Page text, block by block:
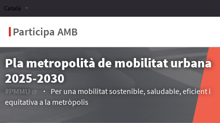
Participa AMB
Català
Pla metropolità de mobilitat urbana
2025-2030
#PMMU
(Enllaç extern)
Per una mobilitat sostenible, saludable, eficient i
equitativa a la metròpolis